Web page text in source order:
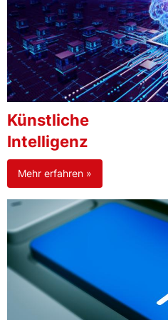
Künstliche
Intelligenz
Mehr erfahren »